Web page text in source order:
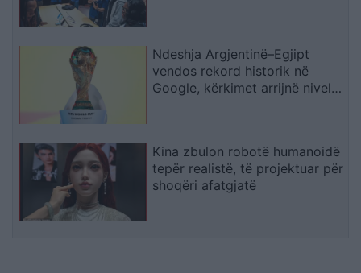
Ndeshja Argjentinë–Egjipt
vendos rekord historik në
Google, kërkimet arrijnë nivele
Kina zbulon robotë humanoidë
tepër realistë, të projektuar për
shoqëri afatgjatë